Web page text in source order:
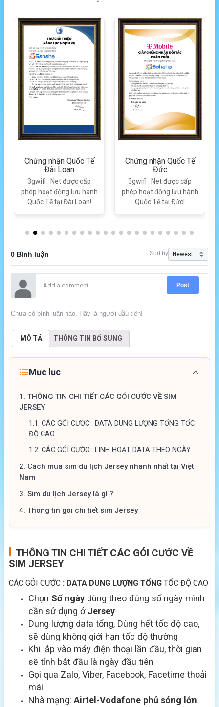
Chứng nhận Quốc Tế
Đài Loan
3gwifi . Net được cấp
phép hoạt động lưu hành
Quốc Tế tại Đài Loan!
Chứng nhận Quốc Tế
Đức
3gwifi . Net được cấp
phép hoạt động lưu hành
Quốc Tế tại Đức!
0 Bình luận Sort by
Post
Chưa có bình luận nào. Hãy là người đầu tiên!
MÔ TẢ THÔNG TIN BỔ SUNG
Mục lục
1. THÔNG TIN CHI TIẾT CÁC GÓI CƯỚC VỀ SIM
JERSEY
1.1. CÁC GÓI CƯỚC : DATA DUNG LƯỢNG TỔNG TỐC
ĐỘ CAO
1.2. CÁC GÓI CƯỚC : LINH HOẠT DATA THEO NGÀY
2. Cách mua sim du lịch Jersey nhanh nhất tại Việt
Nam
3. Sim du lịch Jersey là gì ?
4. Thông tin gói chi tiết sim Jersey
THÔNG TIN CHI TIẾT CÁC GÓI CƯỚC VỀ
SIM JERSEY
CÁC GÓI CƯỚC : DATA DUNG LƯỢNG TỔNG TỐC ĐỘ CAO
Chọn Số ngày dùng theo đúng số ngày mình
cần sử dụng ở Jersey
Dung lượng data tổng, Dùng hết tốc độ cao,
sẽ dùng không giới hạn tốc độ thường
Khi lắp vào máy điện thoại lần đầu, thời gian
sẽ tính bắt đầu là ngày đầu tiên
Gọi qua Zalo, Viber, Facebook, Facetime thoải
mái
Nhà mạng: Airtel-Vodafone phủ sóng lớn